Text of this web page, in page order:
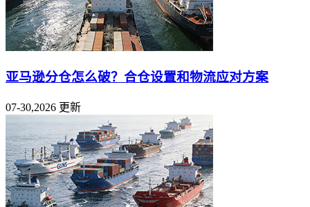
亚马逊分仓怎么破？合仓设置和物流应对方案
07-30,2026 更新